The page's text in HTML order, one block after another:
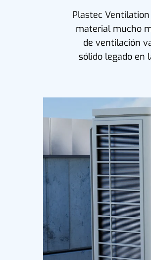
Plastec
material mucho
de ventilación
sólido legado en